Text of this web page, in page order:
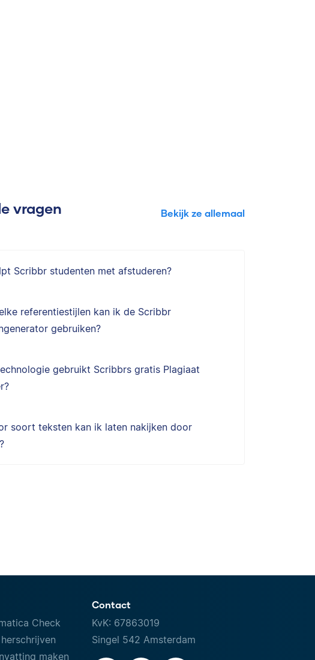
vragen Bekijk ze allemaal
Scribbr studenten met afstuderen?
referentiestijlen kan ik de Scribbr
gebruiken?
gebruikt Scribbrs gratis Plagiaat
soort teksten kan ik laten nakijken door
Check
maken
Contact
KvK: 67863019
Singel 542 Amsterdam